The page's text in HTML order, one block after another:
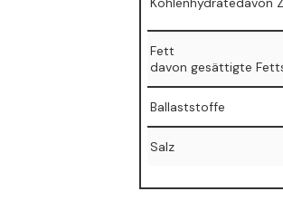
Fett
⁠davon gesättigte
Ballaststoffe
Salz